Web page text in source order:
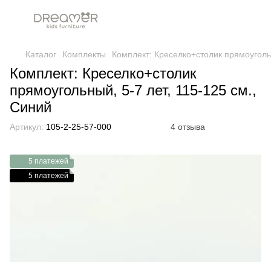
Каталог Комплекты Комплект: Креселко+столик
Комплект: Креселко+столик
прямоугольный, 5-7 лет, 115-125 см.,
Синий
Артикул: 105-2-25-57-000 4 отзыва
5 платежей
5 платежей